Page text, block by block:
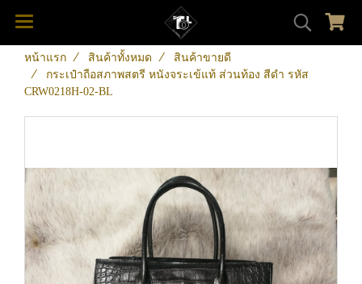
หน้าแรก สินค้าทั้งหมด
สินค้าขายดี
กระเป๋าถือสภาพสตรี หนังจระเข้แท้ ส่วนท้อง สีดำ รหัส
CRW0218H-02-BL